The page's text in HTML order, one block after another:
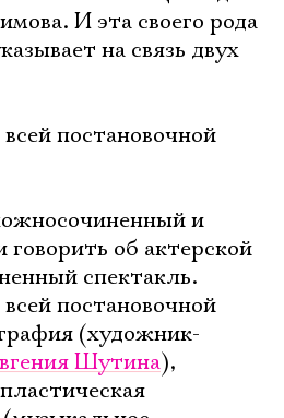
И эта своего рода
на связь двух
постановочной
и
говорить об актерской
спектакль.
постановочной
(художник-
Шутина),